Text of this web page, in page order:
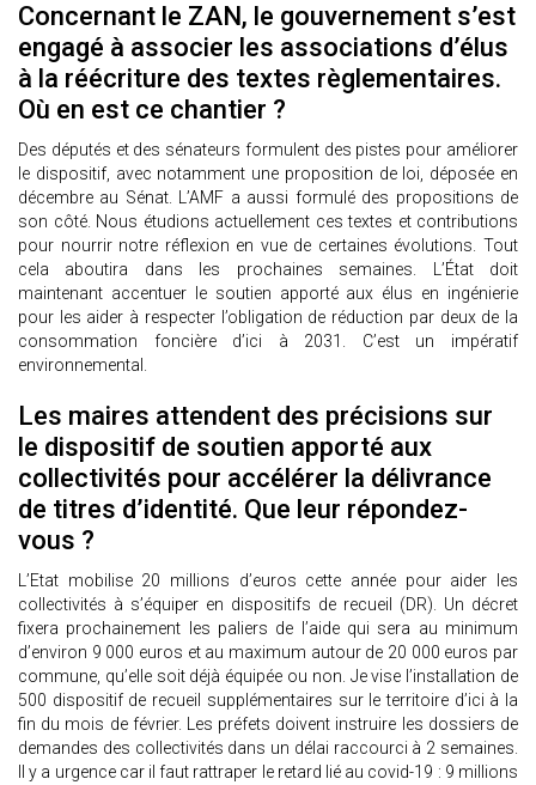
Concernant le ZAN, le gouvernement s’est
engagé à associer les associations d’élus
à la réécriture des textes règlementaires.
Où en est ce chantier ?
Des députés et des sénateurs formulent des pistes pour améliorer
le dispositif, avec notamment une proposition de loi, déposée en
décembre au Sénat. L’AMF a aussi formulé des propositions de
son côté. Nous étudions actuellement ces textes et contributions
pour nourrir notre réflexion en vue de certaines évolutions. Tout
cela aboutira dans les prochaines semaines. L’État doit
maintenant accentuer le soutien apporté aux élus en ingénierie
pour les aider à respecter l’obligation de réduction par deux de la
consommation foncière d’ici à 2031. C’est un impératif
environnemental.
Les maires attendent des précisions sur
le dispositif de soutien apporté aux
collectivités pour accélérer la délivrance
de titres d’identité. Que leur répondez-
vous ?
L’Etat mobilise 20 millions d’euros cette année pour aider les
collectivités à s’équiper en dispositifs de recueil (DR). Un décret
fixera prochainement les paliers de l’aide qui sera au minimum
d’environ 9 000 euros et au maximum autour de 20 000 euros par
commune, qu’elle soit déjà équipée ou non. Je vise l’installation de
500 dispositif de recueil supplémentaires sur le territoire d’ici à la
fin du mois de février. Les préfets doivent instruire les dossiers de
demandes des collectivités dans un délai raccourci à 2 semaines.
Il y a urgence car il faut rattraper le retard lié au covid-19 : 9 millions